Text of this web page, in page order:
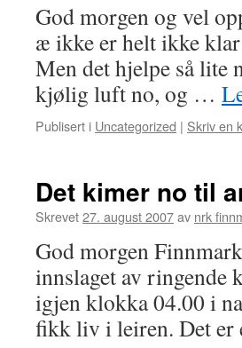
God morgen og vel
æ ikke er helt ikke klar
Men det hjelpe så lite
kjølig luft no, og …
Publisert i Uncategorized | Skriv en
Det kimer no til
Skrevet27. august 2007av nrk
God morgen
innslaget av ringende
igjen klokka 04.00 i
fikk liv i leiren. Det er